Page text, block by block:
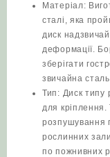
Матеріал:
сталі, яка
диск
деформації.
зберігати
звичайна
Тип: Диск типу
для
розпушування
рослинних
по пожнивних